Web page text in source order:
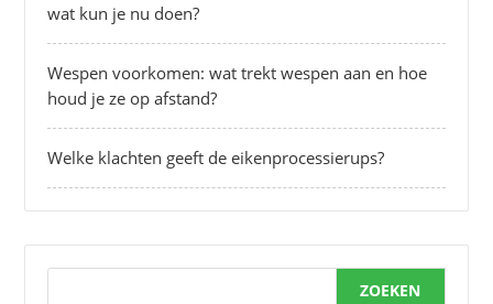
wat kun je nu doen?
Wespen voorkomen: wat trekt wespen aan en hoe
houd je ze op afstand?
Welke klachten geeft de eikenprocessierups?
ZOEKEN